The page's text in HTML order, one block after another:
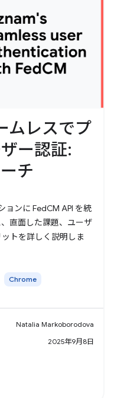
ムレスでプ
ー認証:
チ
ンに FedCM API を統
直面した課題、ユーザ
トを詳しく説明しま
Chrome
Natalia Markoborodova
2025年9月8日